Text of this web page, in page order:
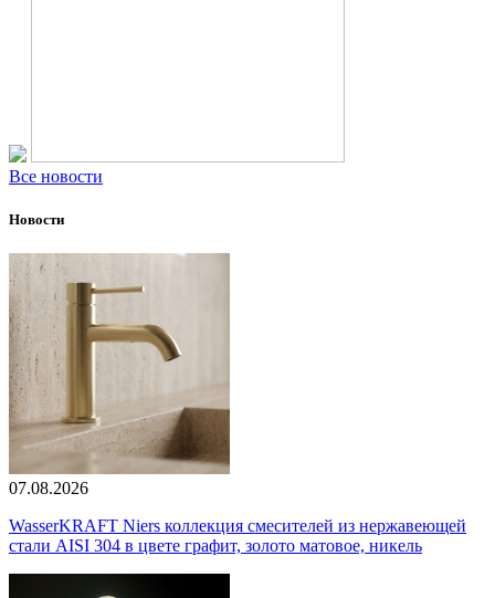
Все новости
Новости
07.08.2026
WasserKRAFT Niers коллекция смесителей из нержавеющей
стали AISI 304 в цвете графит, золото матовое, никель